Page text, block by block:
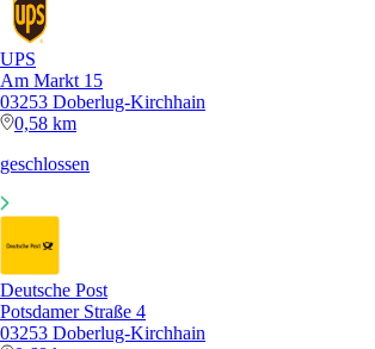
UPS
Am Markt 15
03253 Doberlug-Kirchhain
0,58 km
geschlossen
Deutsche Post
Potsdamer Straße 4
03253 Doberlug-Kirchhain